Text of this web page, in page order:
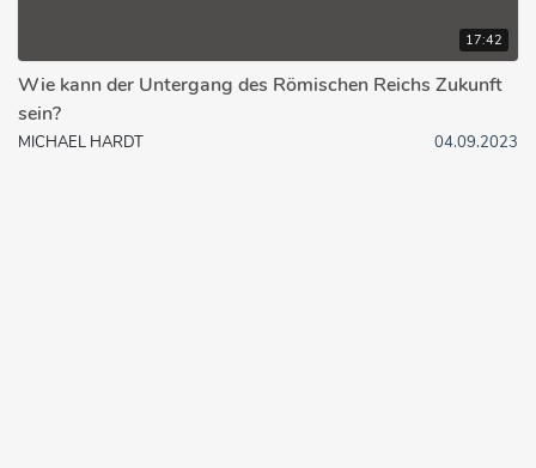
17:42
Wie kann der Untergang des Römischen Reichs Zukunft
sein?
MICHAEL HARDT 04.09.2023